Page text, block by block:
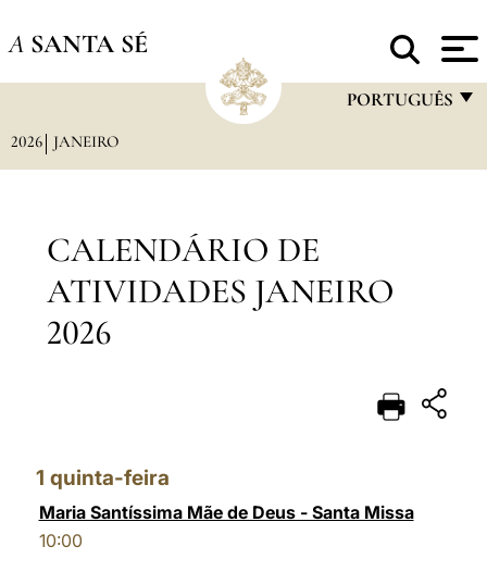
A SANTA SÉ
PORTUGUÊS
POLSKI
LATINE
2026 JANEIRO
CALENDÁRIO DE
ATIVIDADES JANEIRO
2026
1 quinta-feira
Maria Santíssima Mãe de Deus - Santa Missa
10:00